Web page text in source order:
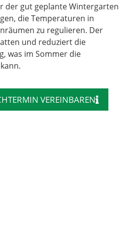
der gut geplante Wintergarten
die Temperaturen in
zu regulieren. Der
und reduziert die
was im Sommer die
VEREINBAREN